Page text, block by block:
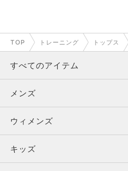
TOP トレーニング トップス
すべてのアイテム
メンズ
ウィメンズ
キッズ
メンズ
トップス
ボトムス
ウィメンズ
トップス
キッズ